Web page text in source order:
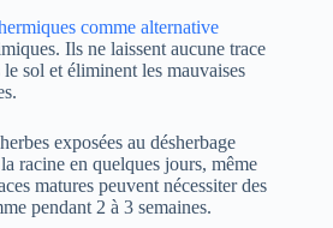
comme alternative
Ils ne laissent aucune trace
sol et éliminent les mauvaises
exposées au désherbage
racine en quelques jours, même
matures peuvent nécessiter des
pendant 2 à 3 semaines.